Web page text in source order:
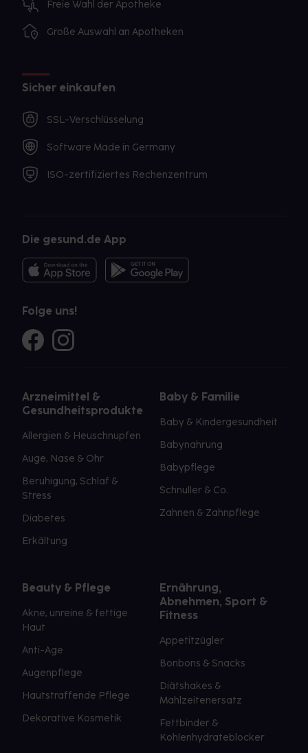
Freie Wahl der Apotheke
Große Auswahl an Apotheken
Sicher einkaufen
SSL-Verschlüsselung
Software Made in Germany
ISO-zertifiziertes Rechenzentrum
Die gesund.de App
Folge uns!
Arzneimittel &
Gesundheitsprodukte
Allergien & Heuschnupfen
Auge, Nase & Ohr
Beruhigung, Schlaf &
Stress
Diabetes
Erkältung
Baby & Familie
Baby & Kindergesundheit
Babynahrung
Babypflege
Schnuller & Co.
Zahnen & Zahnpflege
Beauty & Pflege
Akne, unreine & fettige
Haut
Anti-Age
Augenpflege
Hautstraffende Pflege
Dekorative Kosmetik
Ernährung,
Abnehmen, Sport &
Fitness
Appetitzügler
Bonbons & Snacks
Diätshakes &
Mahlzeitenersatz
Fettbinder &
Kohlenhydrateblocker